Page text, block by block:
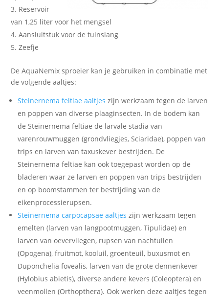
Reservoir
van 1,25 liter voor het mengsel
Aansluitstuk voor de tuinslang
Zeefje
De AquaNemix sproeier kan je gebruiken in combinatie met
de volgende aaltjes:
Steinernema feltiae aaltjes zijn werkzaam tegen de larven
en poppen van diverse plaaginsecten. In de bodem kan
de Steinernema feltiae de larvale stadia van
varenrouwmuggen (grondvliegjes, Sciaridae), poppen van
trips en larven van taxuskever bestrijden. De
Steinernema feltiae kan ook toegepast worden op de
bladeren waar ze larven en poppen van trips bestrijden
en op boomstammen ter bestrijding van de
eikenprocessierupsen.
Steinernema carpocapsae aaltjes zijn werkzaam tegen
emelten (larven van langpootmuggen, Tipulidae) en
larven van oevervliegen, rupsen van nachtuilen
(Opogena), fruitmot, kooluil, groenteuil, buxusmot en
Duponchelia fovealis, larven van de grote dennenkever
(Hylobius abietis), diverse andere kevers (Coleoptera) en
veenmollen (Orthopthera). Ook werken deze aaltjes tegen